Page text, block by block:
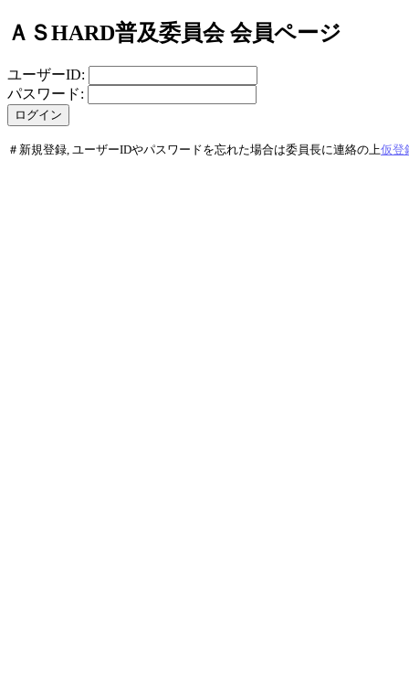
ＡＳHARD普及委員会 会員ページ
ユーザーID:
パスワード:
＃新規登録, ユーザーIDやパスワードを忘れた場合は委員長に連絡の上仮登